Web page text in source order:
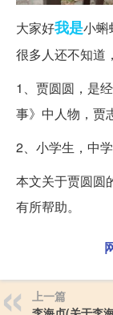
大家好我是小蝌
很多人还不知道
1、贾圆圆，是
事》中人物，贾
2、小学生，中
本文关于贾圆圆
有所帮助。
上一篇